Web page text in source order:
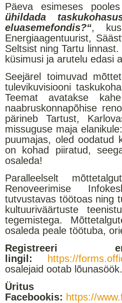
Päeva esimeses
ühildada
eluasemefondis?“,
Energiaagentuurist,
Seltsist ning Tartu
küsimusi ja arutelu edasi
Seejärel toimuvad
tulevikuvisiooni
Teemat avatakse
naabruskonnapõhise
pärineb Tartust,
missuguse maja
puumajas, oled oodatud
on kohad piiratud,
osaleda!
Paralleelselt
Renoveerimise
tutvustavas töötoas ning
kultuuriväärtuste
tegemistega.
osaleda peale töötuba,
lingil:
https://
osalejaid ootab lõunasöök.
Üritus
Facebookis: https://